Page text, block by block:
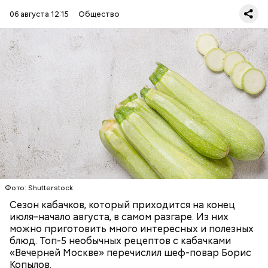
06 августа 12:15
Общество
Фото: Shutterstock
Сезон кабачков, который приходится на конец
июля–начало августа, в самом разгаре. Из них
можно приготовить много интересных и полезных
блюд. Топ-5 необычных рецептов с кабачками
«Вечерней Москве» перечислил шеф-повар Борис
Копылов.
Ингредиенты:
ЕДА ОВОЩИ РЕЦЕПТЫ
Вред дыни
Фото: Shutterstock
— Наиболее распространенные борщ, щи, котлеты,
салаты, лаваш с творогом и сыром, пироги, омлет,
запеканка. Щавеля там везде используется
немного, поэтому никакого вреда от него не будет.
Чем разнообразнее рацион питания человека, тем
лучше. Потому что это исключает вероятность
возникновения дефицитов микроэлементов, —
заверил специалист.